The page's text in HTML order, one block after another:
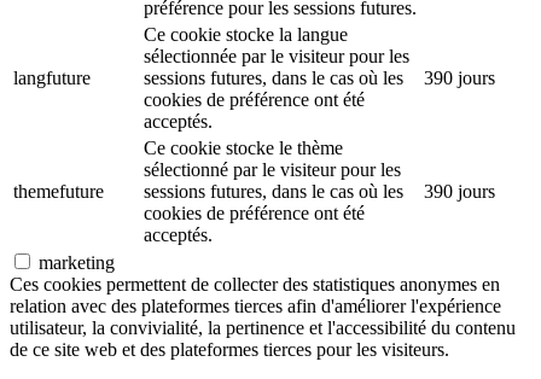
préférence pour les sessions futures.
langfuture
Ce cookie stocke la langue
sélectionnée par le visiteur pour les
sessions futures, dans le cas où les
cookies de préférence ont été
acceptés.
390 jours
themefuture
Ce cookie stocke le thème
sélectionné par le visiteur pour les
sessions futures, dans le cas où les
cookies de préférence ont été
acceptés.
390 jours
marketing
Ces cookies permettent de collecter des statistiques anonymes en
relation avec des plateformes tierces afin d'améliorer l'expérience
utilisateur, la convivialité, la pertinence et l'accessibilité du contenu
de ce site web et des plateformes tierces pour les visiteurs.